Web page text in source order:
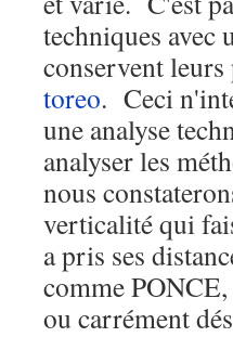
techniques
conservent
toreo. Ceci
une analyse
analyser les
nous
verticalité qui
a pris ses
comme
ou carrément